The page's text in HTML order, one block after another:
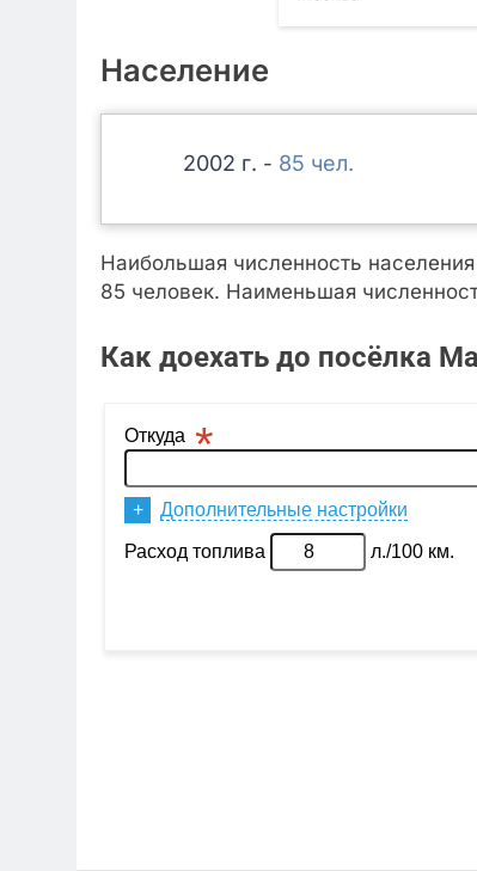
Население
2002 - 85
Наибольшая численность
85 человек. Наименьшая
Как доехать до посёлка